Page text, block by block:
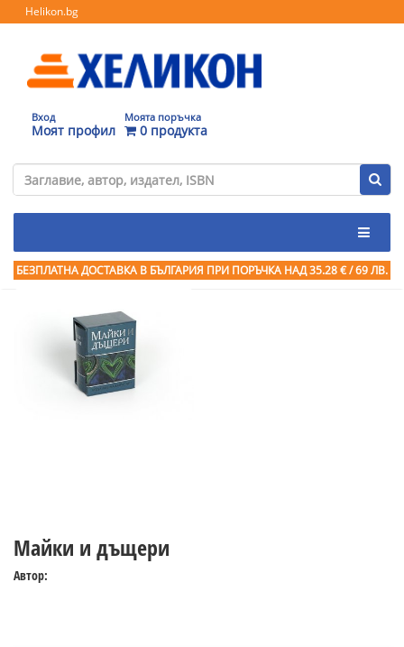
Helikon.bg
Вход
Моят профил
Моята поръчка
0 продукта
БЕЗПЛАТНА ДОСТАВКА В БЪЛГАРИЯ ПРИ ПОРЪЧКА НАД 35.28 € / 69 ЛВ.
Майки и дъщери
Автор: